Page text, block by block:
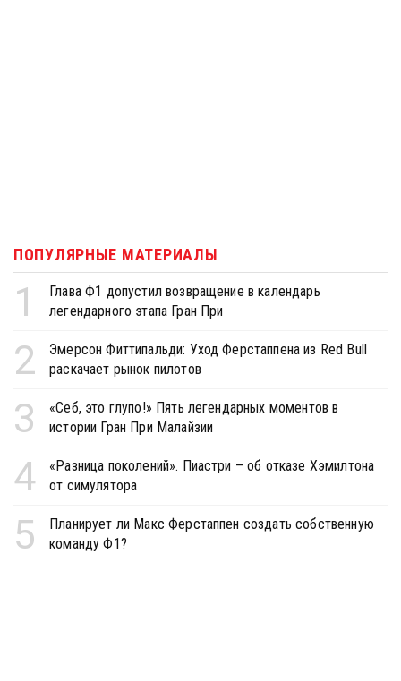
ПОПУЛЯРНЫЕ МАТЕРИАЛЫ
1
Глава Ф1 допустил возвращение в календарь
легендарного этапа Гран При
2
Эмерсон Фиттипальди: Уход Ферстаппена из Red Bull
раскачает рынок пилотов
3
«Себ, это глупо!» Пять легендарных моментов в
истории Гран При Малайзии
4
«Разница поколений». Пиастри – об отказе Хэмилтона
от симулятора
5
Планирует ли Макс Ферстаппен создать собственную
команду Ф1?